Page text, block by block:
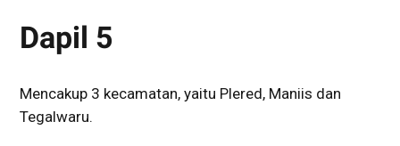
Dapil 5
Mencakup 3 kecamatan, yaitu Plered, Maniis dan
Tegalwaru.